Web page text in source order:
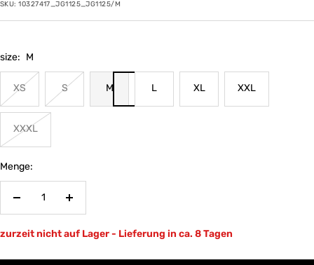
SKU:10327417_JG1125_JG1125/M
size: M
XS S M L XL XXL
XXXL
Menge:
Menge
Menge
zurzeit nicht auf Lager - Lieferung in ca. 8 Tagen